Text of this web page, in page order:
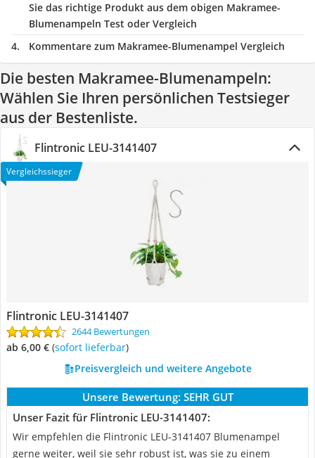
Sie das richtige Produkt aus dem obigen Makramee-
Blumenampeln Test oder Vergleich
Kommentare zum Makramee-Blumenampel Vergleich
Die besten Makramee-Blumenampeln:
Wählen Sie Ihren persönlichen Testsieger
aus der Bestenliste.
Flintronic LEU-3141407
Vergleichssieger
Flintronic LEU-3141407
2644 Bewertungen
ab 6,00 € ( Sofort lieferbar)
Preisvergleich und weitere Angebote
Unsere Bewertung: SEHR GUT
Unser Fazit für Flintronic LEU-3141407:
Wir empfehlen die Flintronic LEU-3141407 Blumenampel
gerne weiter, weil sie sehr robust ist, was sie zu einem